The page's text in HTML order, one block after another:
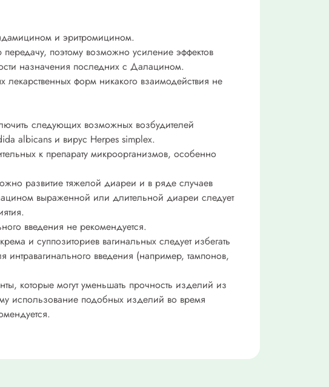
и эритромицином.
поэтому возможно усиление эффектов
назначения последних с Далацином.
форм никакого взаимодействия не
следующих возможных возбудителей
albicans и вирус Herpes simplex.
к препарату микроорганизмов, особенно
развитие тяжелой диареи и в ряде случаев
выраженной или длительной диареи следует
введения не рекомендуется.
и суппозиториев вагинальных следует избегать
введения (например, тампонов,
которые могут уменьшать прочность изделий из
использование подобных изделий во время